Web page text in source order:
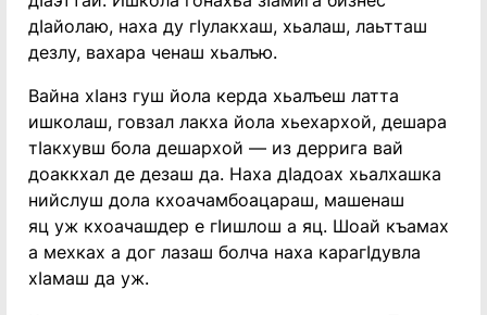
дIайолаю, наха ду гIулакхаш, хьалаш, лаьтташ
дезлу, вахара ченаш хьалъю.
Вайна хIанз гуш йола керда хьалъеш латта
ишколаш, говзал лакха йола хьехархой, дешара
тIакхувш бола дешархой — из деррига вай
доаккхал де дезаш да. Наха дIадоах хьалхашка
нийслуш дола кхоачамбоацараш, машенаш
яц уж кхоачашдер е гIишлош а яц. Шоай къамах
а мехках а дог лазаш болча наха карагIдувла
хIамаш да уж.